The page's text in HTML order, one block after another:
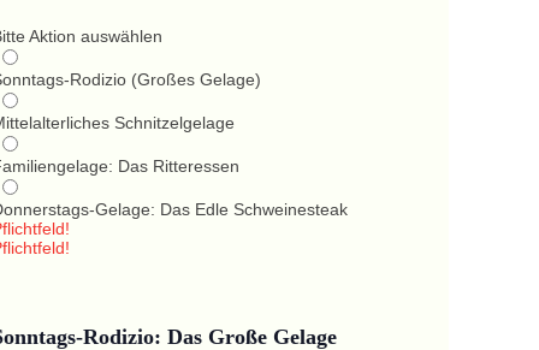
Aktion auswählen
Rodizio (Großes Gelage)
Schnitzelgelage
Das Ritteressen
Gelage: Das Edle Schweinesteak
Rodizio: Das Große Gelage